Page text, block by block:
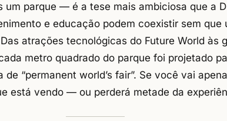
um parque — é a tese mais ambiciosa que a
e educação podem coexistir sem que
atrações tecnológicas do Future World às
metro quadrado do parque foi projetado
de “permanent world’s fair”. Se você vai
está vendo — ou perderá metade da